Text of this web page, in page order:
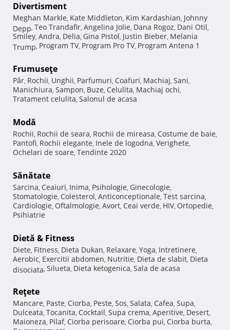
Divertisment
Meghan Markle, Kate Middleton, Kim Kardashian, Johnny
Depp, Teo Trandafir, Angelina Jolie, Dana Rogoz, Dani Otil,
Smiley, Andra, Delia, Gina Pistol, Justin Bieber, Melania
Trump, Program TV, Program Pro TV, Program Antena 1
Frumuseţe
Păr, Rochii, Unghii, Parfumuri, Coafuri, Machiaj, Sani,
Manichiura, Sampon, Buze, Celulita, Machiaj ochi,
Tratament celulita, Salonul de acasa
Modă
Rochii, Rochii de seara, Rochii de mireasa, Costume de baie,
Pantofi, Rochii elegante, Inele de logodna, Verighete,
Ochelari de soare, Tendinte 2020
Sănătate
Sarcina, Ceaiuri, Inima, Psihologie, Ginecologie,
Stomatologie, Colesterol, Anticonceptionale, Test sarcina,
Cardiologie, Oftalmologie, Avort, Ceai verde, HIV, Ortopedie,
Psihiatrie
Dietă & Fitness
Diete, Fitness, Dieta Dukan, Relaxare, Yoga, Intretinere,
Aerobic, Exercitii abdomen, Nutritie, Dieta de slabit, Dieta
disociata, Silueta, Dieta ketogenica, Sala de acasa
Reţete
Mancare, Paste, Ciorba, Peste, Sos, Salata, Cafea, Supa,
Dulceata, Tocanita, Cocktail, Supa crema, Aperitive, Desert,
Maioneza, Pilaf, Ciorba perisoare, Ciorba pui, Ciorba burta,